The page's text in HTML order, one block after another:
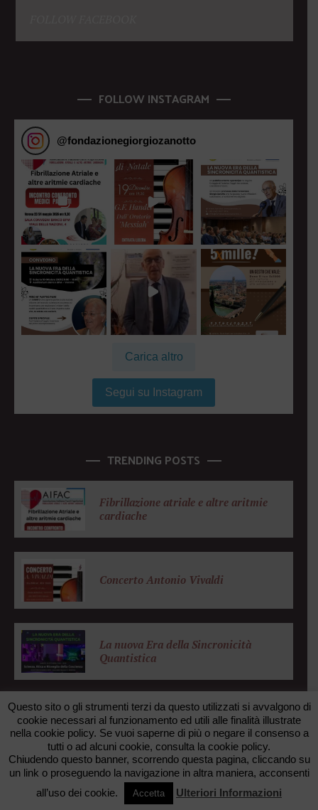
FOLLOW INSTAGRAM
@fondazionegiorgiozanotto
Carica altro
Segui su Instagram
TRENDING POSTS
Fibrillazione atriale e altre aritmie
cardiache
Concerto Antonio Vivaldi
La nuova Era della Sincronicità
Quantistica
© 2026 FONDAZIONE ZANOTTO. All rights reserved. •
FAXUNO WEB AGENCY
TORNA SU
Questo sito o gli strumenti terzi da questo utilizzati si avvalgono di
cookie necessari al funzionamento ed utili alle finalità illustrate
nella cookie policy. Se vuoi saperne di più o negare il consenso a
tutti o ad alcuni cookie, consulta la cookie policy.
Chiudendo questo banner, scorrendo questa pagina, cliccando su
un link o proseguendo la navigazione in altra maniera, acconsenti
all’uso dei cookie.
Accetta Ulteriori Informazioni